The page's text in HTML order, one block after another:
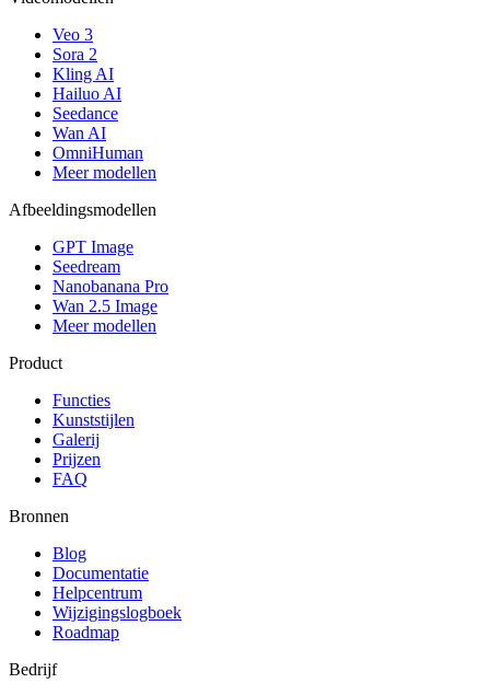
Veo 3
Sora 2
Kling AI
Hailuo AI
Seedance
Wan AI
OmniHuman
Meer modellen
Afbeeldingsmodellen
GPT Image
Seedream
Nanobanana Pro
Wan 2.5 Image
Meer modellen
Product
Functies
Kunststijlen
Galerij
Prijzen
FAQ
Bronnen
Blog
Documentatie
Helpcentrum
Wijzigingslogboek
Roadmap
Bedrijf